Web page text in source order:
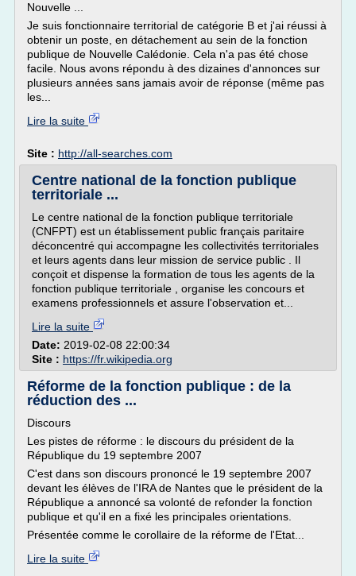
Nouvelle ...
Je suis fonctionnaire territorial de catégorie B et j'ai réussi à
obtenir un poste, en détachement au sein de la fonction
publique de Nouvelle Calédonie. Cela n'a pas été chose
facile. Nous avons répondu à des dizaines d'annonces sur
plusieurs années sans jamais avoir de réponse (même pas
les...
Lire la suite
Site : http://all-searches.com
Centre national de la fonction publique
territoriale ...
Le centre national de la fonction publique territoriale
(CNFPT) est un établissement public français paritaire
déconcentré qui accompagne les collectivités territoriales
et leurs agents dans leur mission de service public . Il
conçoit et dispense la formation de tous les agents de la
fonction publique territoriale , organise les concours et
examens professionnels et assure l'observation et...
Lire la suite
Date: 2019-02-08 22:00:34
Site : https://fr.wikipedia.org
Réforme de la fonction publique : de la
réduction des ...
Discours
Les pistes de réforme : le discours du président de la
République du 19 septembre 2007
C'est dans son discours prononcé le 19 septembre 2007
devant les élèves de l'IRA de Nantes que le président de la
République a annoncé sa volonté de refonder la fonction
publique et qu'il en a fixé les principales orientations.
Présentée comme le corollaire de la réforme de l'Etat...
Lire la suite